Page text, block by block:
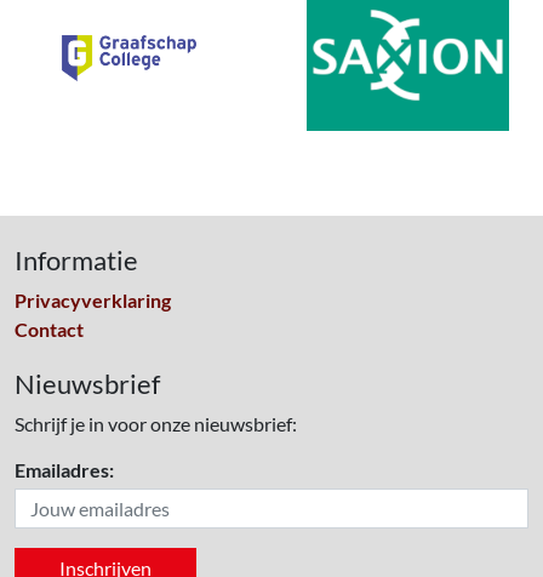
Informatie
Privacyverklaring
Contact
Nieuwsbrief
Schrijf je in voor onze nieuwsbrief:
Emailadres: